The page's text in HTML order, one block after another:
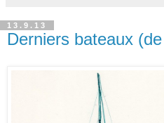
13.9.13
Derniers bateaux